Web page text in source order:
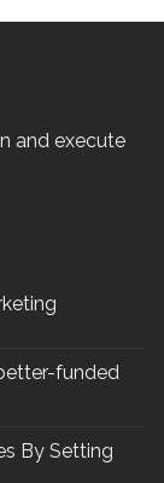
and execute
funded
By Setting